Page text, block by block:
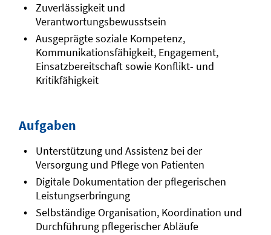
Zuverlässigkeit und
Verantwortungsbewusstsein
Ausgeprägte soziale Kompetenz,
Kommunikationsfähigkeit, Engagement,
Einsatzbereitschaft sowie Konflikt- und
Kritikfähigkeit
Aufgaben
Unterstützung und Assistenz bei der
Versorgung und Pflege von Patienten
Digitale Dokumentation der pflegerischen
Leistungserbringung
Selbständige Organisation, Koordination und
Durchführung pflegerischer Abläufe